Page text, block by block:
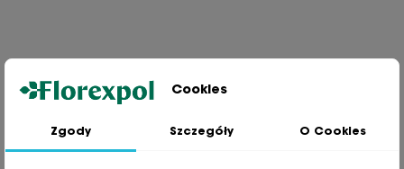
Jesteśmy wiodącą firmą wysyłkową roślin na terenie Polski. Od ponad
30 lat dzielimy się z naszymi Klientami naszą pasją, doświadczeniem i
Cookies
Zgody Szczegóły O Cookies